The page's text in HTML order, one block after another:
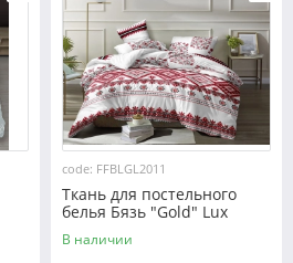
code: FFBLGL2011
Ткань для постельного
белья Бязь "Gold" Lux
"Украинский орнамент"
GL2011
В наличии